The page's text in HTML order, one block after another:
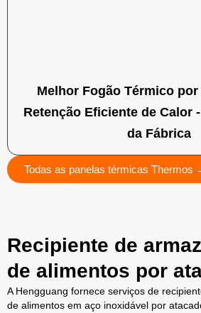
Melhor Fogão Térmico
Retenção Eficiente de Calor
da Fábrica
Todas as panelas térmicas Thermos
Recipiente de
de alimentos por
A Hengguang fornece serviços de
de alimentos em aço inoxidável por